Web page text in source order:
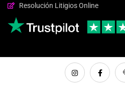
Resolución Litigios Online